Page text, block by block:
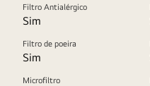
Filtro Antialérgico
Sim
Filtro de poeira
Sim
Microfiltro